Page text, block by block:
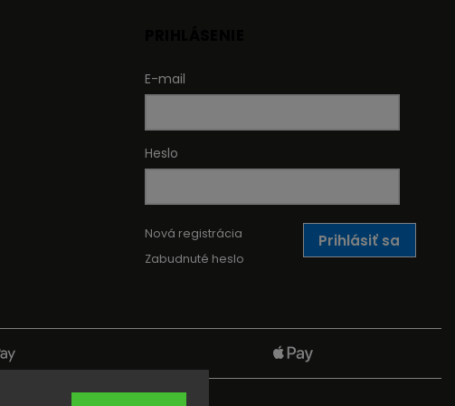
E-mail
Heslo
Prihlásiť sa
Nová registrácia
Zabudnuté heslo